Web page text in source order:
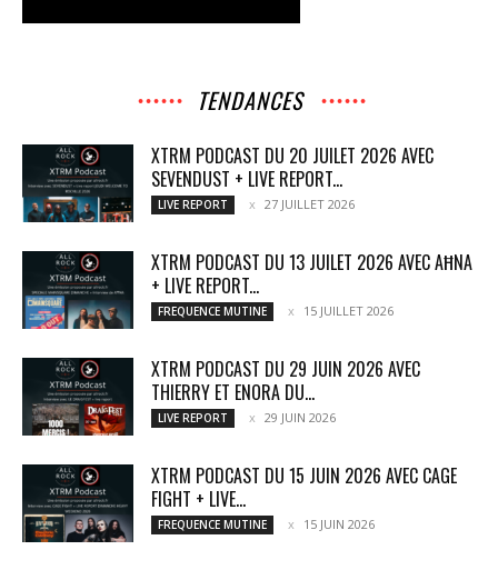
TENDANCES
XTRM PODCAST DU 20 JUILET 2026 AVEC
SEVENDUST + LIVE REPORT...
LIVE REPORT 27 JUILLET 2026
XTRM PODCAST DU 13 JUILET 2026 AVEC AĦNA
+ LIVE REPORT...
FREQUENCE MUTINE 15 JUILLET 2026
XTRM PODCAST DU 29 JUIN 2026 AVEC
THIERRY ET ENORA DU...
LIVE REPORT 29 JUIN 2026
XTRM PODCAST DU 15 JUIN 2026 AVEC CAGE
FIGHT + LIVE...
FREQUENCE MUTINE 15 JUIN 2026